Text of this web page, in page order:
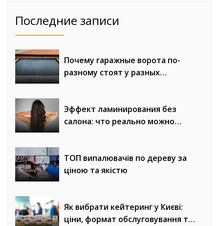
Последние записи
Почему гаражные ворота по-
разному стоят у разных
Эффект ламинирования без
салона: что реально можно
ТОП випалювачів по дереву за
ціною та якістю
Як вибрати кейтеринг у Києві:
ціни, формат обслуговування та